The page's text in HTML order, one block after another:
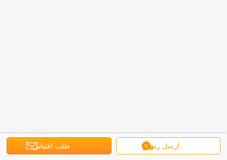
أرسل رسالة طلب اقتباس